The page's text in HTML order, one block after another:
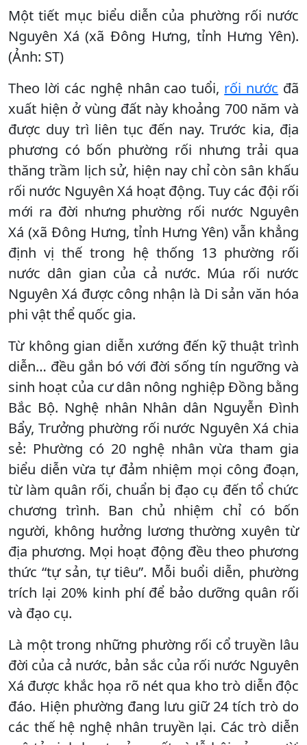
Một tiết mục biểu diễn của phường rối nước
Nguyên Xá (xã Đông Hưng, tỉnh Hưng Yên).
(Ảnh: ST)
Theo lời các nghệ nhân cao tuổi, rối nước đã
xuất hiện ở vùng đất này khoảng 700 năm và
được duy trì liên tục đến nay. Trước kia, địa
phương có bốn phường rối nhưng trải qua
thăng trầm lịch sử, hiện nay chỉ còn sân khấu
rối nước Nguyên Xá hoạt động. Tuy các đội rối
mới ra đời nhưng phường rối nước Nguyên
Xá (xã Đông Hưng, tỉnh Hưng Yên) vẫn khẳng
định vị thế trong hệ thống 13 phường rối
nước dân gian của cả nước. Múa rối nước
Nguyên Xá được công nhận là Di sản văn hóa
phi vật thể quốc gia.
Từ không gian diễn xướng đến kỹ thuật trình
diễn… đều gắn bó với đời sống tín ngưỡng và
sinh hoạt của cư dân nông nghiệp Đồng bằng
Bắc Bộ. Nghệ nhân Nhân dân Nguyễn Đình
Bẩy, Trưởng phường rối nước Nguyên Xá chia
sẻ: Phường có 20 nghệ nhân vừa tham gia
biểu diễn vừa tự đảm nhiệm mọi công đoạn,
từ làm quân rối, chuẩn bị đạo cụ đến tổ chức
chương trình. Ban chủ nhiệm chỉ có bốn
người, không hưởng lương thường xuyên từ
địa phương. Mọi hoạt động đều theo phương
thức “tự sản, tự tiêu”. Mỗi buổi diễn, phường
trích lại 20% kinh phí để bảo dưỡng quân rối
và đạo cụ.
Là một trong những phường rối cổ truyền lâu
đời của cả nước, bản sắc của rối nước Nguyên
Xá được khắc họa rõ nét qua kho trò diễn độc
đáo. Hiện phường đang lưu giữ 24 tích trò do
các thế hệ nghệ nhân truyền lại. Các trò diễn